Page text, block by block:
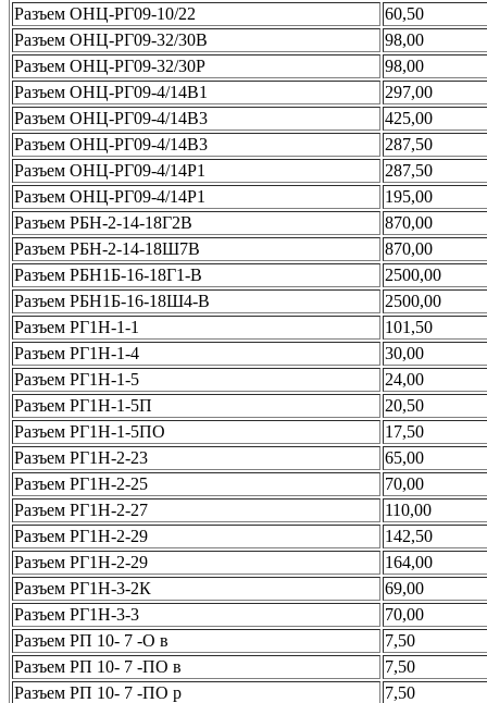
Разъем ОНЦ-РГ09-10/22
60,50
Разъем ОНЦ-РГ09-32/30В
98,00
Разъем ОНЦ-РГ09-32/30Р
98,00
Разъем ОНЦ-РГ09-4/14В1
297,00
Разъем ОНЦ-РГ09-4/14В3
425,00
Разъем ОНЦ-РГ09-4/14В3
287,50
Разъем ОНЦ-РГ09-4/14Р1
287,50
Разъем ОНЦ-РГ09-4/14Р1
195,00
Разъем РБН-2-14-18Г2В
870,00
Разъем РБН-2-14-18Ш7В
870,00
Разъем РБН1Б-16-18Г1-В
2500,00
Разъем РБН1Б-16-18Ш4-В
2500,00
Разъем РГ1Н-1-1
101,50
Разъем РГ1Н-1-4
30,00
Разъем РГ1Н-1-5
24,00
Разъем РГ1Н-1-5П
20,50
Разъем РГ1Н-1-5ПО
17,50
Разъем РГ1Н-2-23
65,00
Разъем РГ1Н-2-25
70,00
Разъем РГ1Н-2-27
110,00
Разъем РГ1Н-2-29
142,50
Разъем РГ1Н-2-29
164,00
Разъем РГ1Н-3-2К
69,00
Разъем РГ1Н-3-3
70,00
Разъем РП 10- 7 -О в
7,50
Разъем РП 10- 7 -ПО в
7,50
Разъем РП 10- 7 -ПО р
7,50